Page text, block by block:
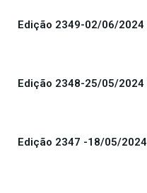
Edição 2349-02/06/2024
Edição 2348-25/05/2024
Edição 2347 -18/05/2024